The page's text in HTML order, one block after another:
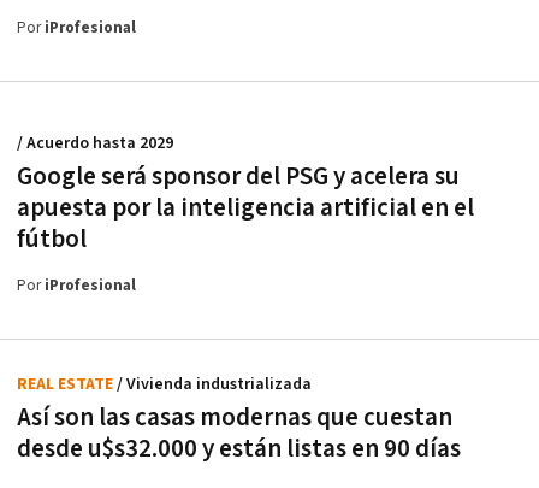
PoriProfesional
Google será sponsor del PSG y acelera su
apuesta por la inteligencia artificial en el
fútbol
/ Acuerdo hasta 2029
PoriProfesional
Así son las casas modernas que cuestan
desde u$s32.000 y están listas en 90 días
REAL ESTATE/ Vivienda industrializada